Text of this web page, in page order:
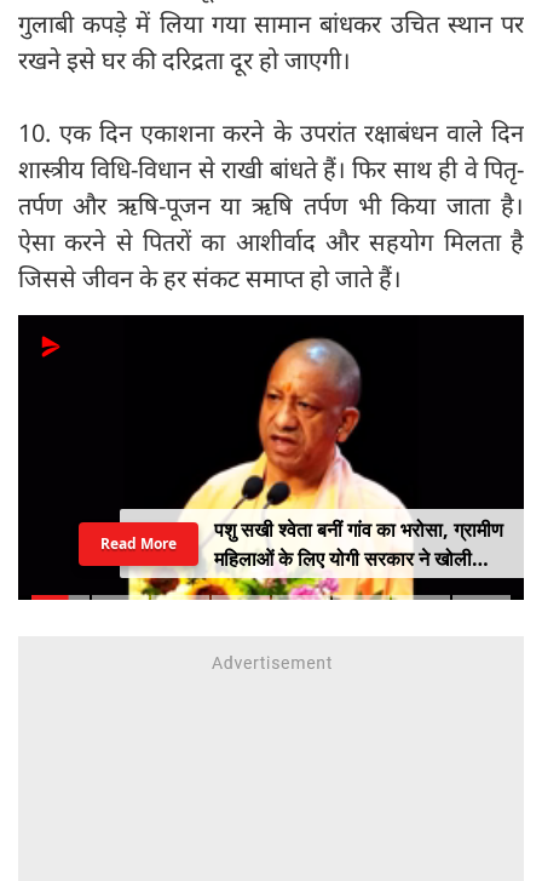
गुलाबी कपड़े में लिया गया सामान बांधकर उचित स्थान पर
रखने इसे घर की दरिद्रता दूर हो जाएगी।
10. एक दिन एकाशना करने के उपरांत रक्षाबंधन वाले दिन
शास्त्रीय विधि-विधान से राखी बांधते हैं। फिर साथ ही वे पितृ-
तर्पण और ऋषि-पूजन या ऋषि तर्पण भी किया जाता है।
ऐसा करने से पितरों का आशीर्वाद और सहयोग मिलता है
जिससे जीवन के हर संकट समाप्त हो जाते हैं।
पशु सखी श्वेता बनीं गांव का भरोसा, ग्रामीण
महिलाओं के लिए योगी सरकार ने खोली
आत्मनिर्भरता की राह
Read More